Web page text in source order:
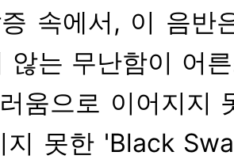
속에서, 이 음반
는 무난함이 어
움으로 이어지지
못한 'Black